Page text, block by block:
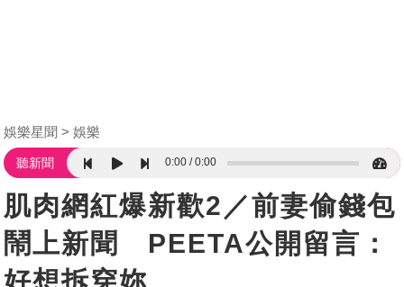
娛樂星聞 娛樂
聽新聞 0:00 0:00
肌肉網紅爆新歡2／前妻偷錢包
鬧上新聞 PEETA公開留言：